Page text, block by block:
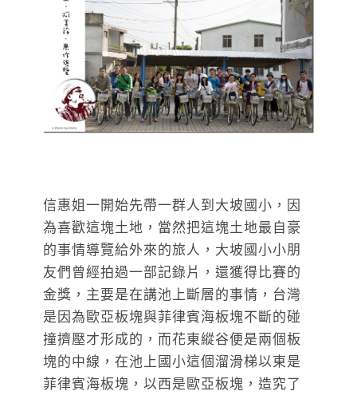
信惠姐一開始先帶一群人到大坡國小，因
為喜歡這塊土地，當然把這塊土地最自豪
的事情導覽給外來的旅人，大坡國小小朋
友們曾經拍過一部記錄片，還獲得比賽的
金獎，主要是在講池上斷層的事情，台灣
是因為歐亞板塊與菲律賓海板塊不斷的碰
撞擠壓才形成的，而花東縱谷便是兩個板
塊的中線，在池上國小這個溜滑梯以東是
菲律賓海板塊，以西是歐亞板塊，造究了